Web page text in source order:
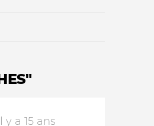
y a 15 ans